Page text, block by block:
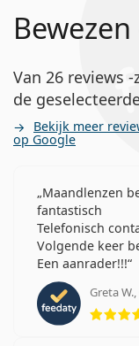
Van 26 reviews
de
Bekijk meer
op Google
Maandlenzen
fantastisch
Telefonisch
Volgende keer
Een aanrader!!!
Greta